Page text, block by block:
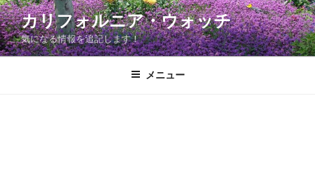
コ
ン
テ
ン
カリフォルニア・ウォッチ
気になる情報を追記します！
メニュー